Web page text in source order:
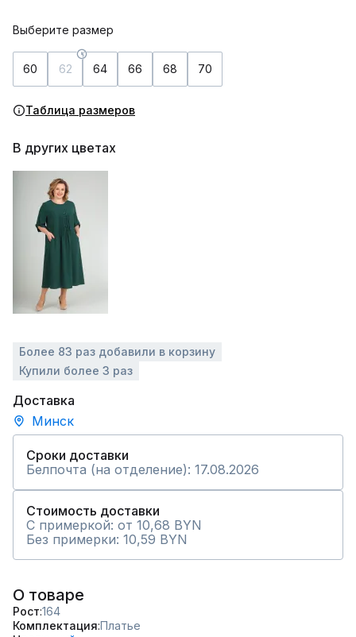
Выберите размер
60 62 64 66 68 70
Таблица размеров
В других цветах
Более 83 раз добавили в корзину
Купили более 3 раз
Доставка
Минск
Сроки доставки
Белпочта (на отделение): 17.08.2026
Стоимость доставки
С примеркой: от 10,68 BYN
Без примерки: 10,59 BYN
О товаре
Рост 164
Комплектация Платье